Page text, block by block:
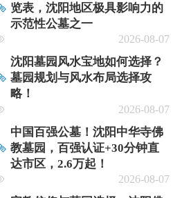
览表，沈阳地区极具影响力的
示范性公墓之一
2026-08-07
沈阳墓园风水宝地如何选择？
墓园规划与风水布局选择攻
略！
2026-08-07
中国百强公墓！沈阳中华寺佛
教墓园，百强认证+30分钟直
达市区，2.6万起！
2026-08-07